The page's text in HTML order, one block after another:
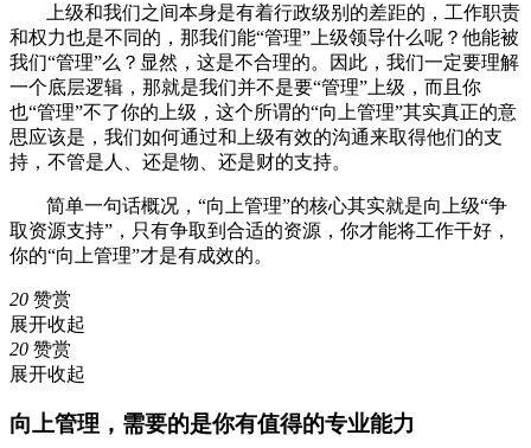
上级和我们之间本身是有着行政级别的差距的，工作职责
和权力也是不同的，那我们能“管理”上级领导什么呢？他能被
我们“管理”么？显然，这是不合理的。因此，我们一定要理解
一个底层逻辑，那就是我们并不是要“管理”上级，而且你
也“管理”不了你的上级，这个所谓的“向上管理”其实真正的意
思应该是，我们如何通过和上级有效的沟通来取得他们的支
持，不管是人、还是物、还是财的支持。
简单一句话概况，“向上管理”的核心其实就是向上级“争
取资源支持”，只有争取到合适的资源，你才能将工作干好，
你的“向上管理”才是有成效的。
20 赞赏
展开收起
20 赞赏
展开收起
向上管理，需要的是你有值得的专业能力